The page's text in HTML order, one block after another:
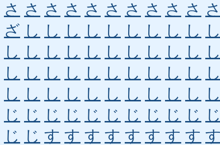
さ さ さ さ さ さ さ さ さ さ
ざ し し し し し し し し し
し し し し し し し し し し
し し し し し し し し し し
し し し し し し し し し し
じ じ じ じ じ じ じ じ じ じ
じ じ す す す す す す す す